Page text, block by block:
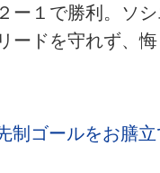
ー１で勝利。ソシ
ードを守れず、
制ゴールをお膳